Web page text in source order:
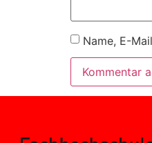
Name, E-